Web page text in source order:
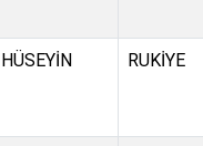
HÜSEYİN RUKİYE